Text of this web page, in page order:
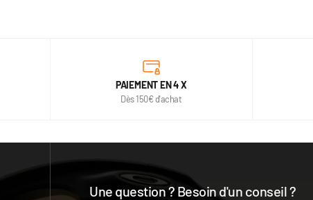
PAIEMENT EN 4 X
Dès 150€ d'achat
Une question ? Besoin d'un conseil ?